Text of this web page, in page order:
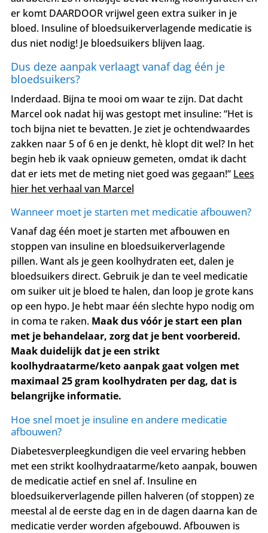
er komt DAARDOOR vrijwel geen extra suiker in je
bloed. Insuline of bloedsuikerverlagende medicatie is
dus niet nodig! Je bloedsuikers blijven laag.
Dus deze aanpak verlaagt vanaf dag één je
bloedsuikers?
Inderdaad. Bijna te mooi om waar te zijn. Dat dacht
Marcel ook nadat hij was gestopt met insuline:“Het is
toch bijna niet te bevatten. Je ziet je ochtendwaardes
zakken naar 5 of 6 en je denkt, hè klopt dit wel? In het
begin heb ik vaak opnieuw gemeten, omdat ik dacht
dat er iets met de meting niet goed was gegaan!“ Lees
hier het verhaal van Marcel
Wanneer moet je starten met medicatie afbouwen?
Vanaf dag één moet je starten met afbouwen en
stoppen van insuline en bloedsuikerverlagende
pillen.Want als je geen koolhydraten eet, dalen je
bloedsuikers direct. Gebruik je dan te veel medicatie
om suiker uit je bloed te halen, dan loop je grote kans
op een hypo. Je hebt maar één slechte hypo nodig om
in coma te raken. Maak dus vóór je start een plan
met je behandelaar, zorg dat je bent voorbereid.
Maak duidelijk dat je een strikt
koolhydraatarme/keto aanpak gaat volgen met
maximaal 25 gram koolhydraten per dag, dat is
belangrijke informatie.
Hoe snel moet je insuline en andere medicatie
afbouwen?
Diabetesverpleegkundigen die veel ervaring hebben
met een strikt koolhydraatarme/keto aanpak, bouwen
de medicatie actief en snel af. Insuline en
bloedsuikerverlagende pillen halveren (of stoppen) ze
meestal al de eerste dag en in de dagen daarna kan de
medicatie verder worden afgebouwd. Afbouwen is